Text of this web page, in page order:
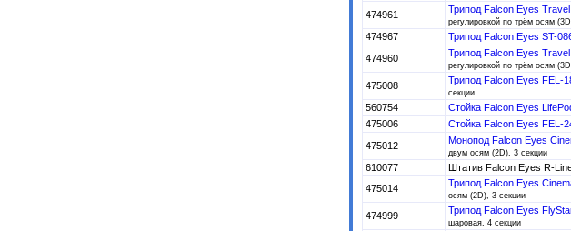
474961 Трипод Falcon Eyes
регулировкой по трём осям
474967
Трипод Falcon Eyes ST-
474960
Трипод Falcon Eyes
регулировкой по трём осям
475008 Трипод Falcon Eyes FEL-
секции
560754
Стойка Falcon Eyes
475006
Стойка Falcon Eyes FEL-
475012
Монопод Falcon Eyes
двум осям (2D), 3 секции
610077
Штатив Falcon Eyes R-
475014
Трипод Falcon Eyes
осям (2D), 3 секции
474999 Трипод Falcon Eyes
шаровая, 4 секции